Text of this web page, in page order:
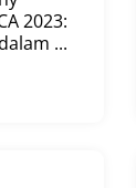
2023:
...